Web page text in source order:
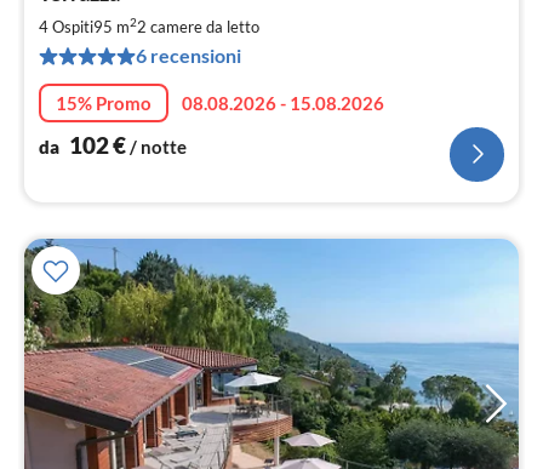
4 Ospiti95 m22 camere da letto
6 recensioni
15% Promo
08.08.2026 - 15.08.2026
da 102€/ notte